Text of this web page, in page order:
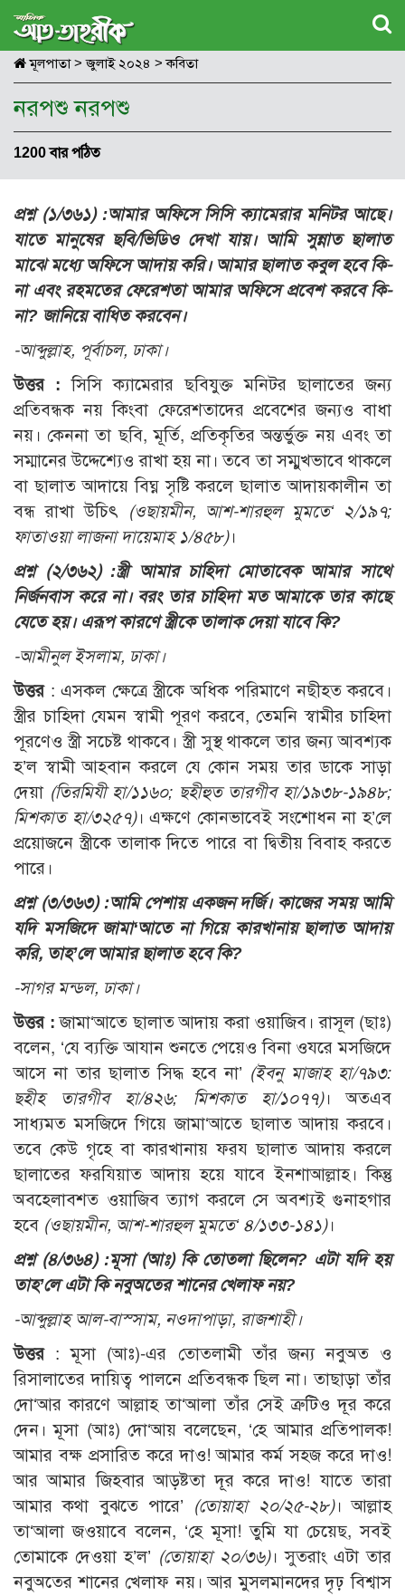
মূলপাতা> জুলাই ২০২৪ > কবিতা
নরপশু নরপশু
1200 বার পঠিত
প্রশ্ন (১/৩৬১) :আমার অফিসে সিসি ক্যামেরার মনিটর আছে।
যাতে মানুষের ছবি/ভিডিও দেখা যায়। আমি সুন্নাত ছালাত
মাঝে মধ্যে অফিসে আদায় করি। আমার ছালাত কবুল হবে কি-
না এবং রহমতের ফেরেশতা আমার অফিসে প্রবেশ করবে কি-
না? জানিয়ে বাধিত করবেন।
-আব্দুল্লাহ, পূর্বাচল, ঢাকা।
উত্তর :সিসি ক্যামেরার ছবিযুক্ত মনিটর ছালাতের জন্য
প্রতিবন্ধক নয় কিংবা ফেরেশতাদের প্রবেশের জন্যও বাধা
নয়। কেননা তা ছবি, মূর্তি, প্রতিকৃতির অন্তর্ভুক্ত নয় এবং তা
সম্মানের উদ্দেশ্যেও রাখা হয় না। তবে তা সম্মুখভাবে থাকলে
বা ছালাত আদায়ে বিঘ্ন সৃষ্টি করলে ছালাত আদায়কালীন তা
বন্ধ রাখা উচিৎ
(ওছায়মীন, আশ-শারহুল মুমতে‘ ২/১৯৭;
ফাতাওয়া লাজনা দায়েমাহ ১/৪৫৮)।
প্রশ্ন (২/৩৬২) :স্ত্রী আমার চাহিদা মোতাবেক আমার সাথে
নির্জনবাস করে না। বরং তার চাহিদা মত আমাকে তার কাছে
যেতে হয়। এরূপ কারণে স্ত্রীকে তালাক দেয়া যাবে কি?
-আমীনুল ইসলাম, ঢাকা।
উত্তর : এসকল ক্ষেত্রে স্ত্রীকে অধিক পরিমাণে নছীহত করবে।
স্ত্রীর চাহিদা যেমন স্বামী পূরণ করবে, তেমনি স্বামীর চাহিদা
পূরণেও স্ত্রী সচেষ্ট থাকবে। স্ত্রী সুস্থ থাকলে তার জন্য আবশ্যক
হ’ল স্বামী আহবান করলে যে কোন সময় তার ডাকে সাড়া
দেয়া (তিরমিযী হা/১১৬০; ছহীহুত তারগীব হা/১৯৩৮-১৯৪৮;
মিশকাত হা/৩২৫৭)। এক্ষণে কোনভাবেই সংশোধন না হ’লে
প্রয়োজনে স্ত্রীকে তালাক দিতে পারে বা দ্বিতীয় বিবাহ করতে
পারে।
প্রশ্ন (৩/৩৬৩) :আমি পেশায় একজন দর্জি। কাজের সময় আমি
যদি মসজিদে জামা‘আতে না গিয়ে কারখানায় ছালাত আদায়
করি, তাহ’লে আমার ছালাত হবে কি?
-সাগর মন্ডল, ঢাকা।
উত্তর : জামা‘আতে ছালাত আদায় করা ওয়াজিব। রাসূল (ছাঃ)
বলেন, ‘যে ব্যক্তি আযান শুনতে পেয়েও বিনা ওযরে মসজিদে
আসে না তার ছালাত সিদ্ধ হবে না’ (ইবনু মাজাহ হা/৭৯৩:
ছহীহ তারগীব হা/৪২৬; মিশকাত হা/১০৭৭)। অতএব
সাধ্যমত মসজিদে গিয়ে জামা‘আতে ছালাত আদায় করবে।
তবে কেউ গৃহে বা কারখানায় ফরয ছালাত আদায় করলে
ছালাতের ফরযিয়াত আদায় হয়ে যাবে ইনশাআল্লাহ। কিন্তু
অবহেলাবশত ওয়াজিব ত্যাগ করলে সে অবশ্যই গুনাহগার
হবে (ওছায়মীন, আশ-শারহুল মুমতে‘ ৪/১৩৩-১৪১)।
প্রশ্ন (৪/৩৬৪) :মূসা (আঃ) কি তোতলা ছিলেন? এটা যদি হয়
তাহ’লে এটা কি নবুঅতের শানের খেলাফ নয়?
-আব্দুল্লাহ আল-বাস্সাম, নওদাপাড়া, রাজশাহী।
উত্তর : মূসা (আঃ)-এর তোতলামী তাঁর জন্য নবুঅত ও
রিসালাতের দায়িত্ব পালনে প্রতিবন্ধক ছিল না। তাছাড়া তাঁর
দো‘আর কারণে আল্লাহ তা‘আলা তাঁর সেই ত্রুটিও দূর করে
দেন। মূসা (আঃ) দো‘আয় বলেছেন, ‘হে আমার প্রতিপালক!
আমার বক্ষ প্রসারিত করে দাও! আমার কর্ম সহজ করে দাও!
আর আমার জিহবার আড়ষ্টতা দূর করে দাও! যাতে তারা
আমার কথা বুঝতে পারে’ (তোয়াহা ২০/২৫-২৮)। আল্লাহ
তা‘আলা জওয়াবে বলেন, ‘হে মূসা! তুমি যা চেয়েছ, সবই
তোমাকে দেওয়া হ’ল’ (তোয়াহা ২০/৩৬)। সুতরাং এটা তার
নবুঅতের শানের খেলাফ নয়। আর মুসলমানদের দৃঢ় বিশ্বাস